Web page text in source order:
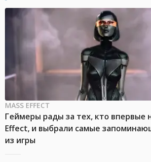
MASS EFFECT
Геймеры рады за тех, кто впервые
Effect, и выбрали самые
из игры